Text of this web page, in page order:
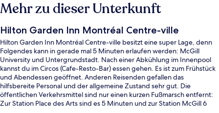
Mehr zu dieser Unterkunft
Hilton Garden Inn Montréal Centre-ville
Hilton Garden Inn Montréal Centre-ville besitzt eine super Lage, denn
Folgendes kann in gerade mal 5 Minuten erlaufen werden: McGill
University und Untergrundstadt. Nach einer Abkühlung im Innenpool
kannst du im Circos (Cafe-Resto-Bar) essen gehen. Es ist zum Frühstück
und Abendessen geöffnet. Anderen Reisenden gefallen das
hilfsbereite Personal und der allgemeine Zustand sehr gut. Die
öffentlichen Verkehrsmittel sind nur einen kurzen Fußmarsch entfernt:
Zur Station Place des Arts sind es 5 Minuten und zur Station McGill 6